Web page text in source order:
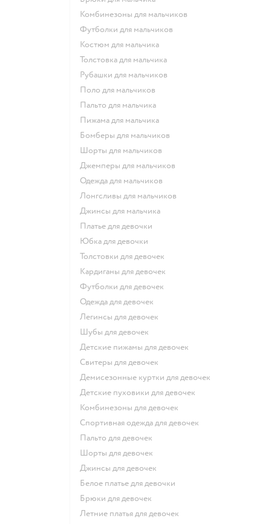
Комбинезоны для мальчиков
Футболки для мальчиков
Костюм для мальчика
Толстовка для мальчика
Рубашки для мальчиков
Поло для мальчиков
Пальто для мальчика
Пижама для мальчика
Бомберы для мальчиков
Шорты для мальчиков
Джемперы для мальчиков
Одежда для мальчиков
Лонгсливы для мальчиков
Джинсы для мальчика
Платье для девочки
Юбка для девочки
Толстовки для девочек
Кардиганы для девочек
Футболки для девочек
Одежда для девочек
Легинсы для девочек
Шубы для девочек
Детские пижамы для девочек
Свитеры для девочек
Демисезонные куртки для девочек
Детские пуховики для девочек
Комбинезоны для девочек
Спортивная одежда для девочек
Пальто для девочек
Шорты для девочек
Джинсы для девочек
Белое платье для девочки
Брюки для девочек
Летние платья для девочек